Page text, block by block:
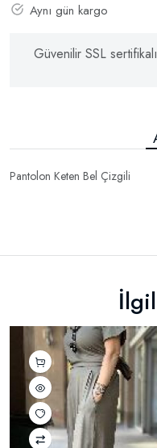
Aynı gün kargo
Güvenilir SSL
Pantolon Keten Bel Çizgili